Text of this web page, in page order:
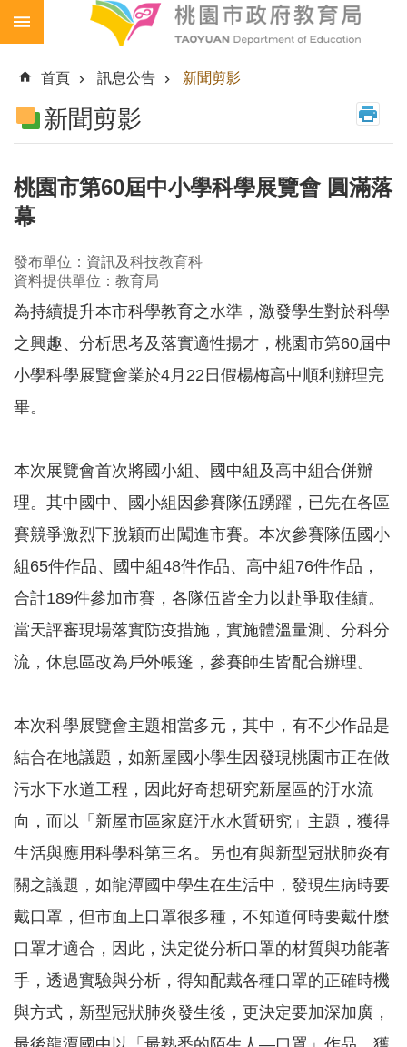
跳到主要內容區塊
生
鮮
乳
費
營
養
餐
各
級
校
幼
兒
學
習
資
源
階
尋
組
織
介
訊
息
公
務
資
訊
民
服
首頁 訊息公告 新聞剪影
新聞剪影
桃園市第60屆中小學科學展覽會 圓滿落
幕
發布單位：資訊及科技教育科
資料提供單位：教育局
為持續提升本市科學教育之水準，激發學生對於科學
之興趣、分析思考及落實適性揚才，桃園市第60屆中
小學科學展覽會業於4月22日假楊梅高中順利辦理完
畢。
本次展覽會首次將國小組、國中組及高中組合併辦
理。其中國中、國小組因參賽隊伍踴躍，已先在各區
賽競爭激烈下脫穎而出闖進市賽。本次參賽隊伍國小
組65件作品、國中組48件作品、高中組76件作品，
合計189件參加市賽，各隊伍皆全力以赴爭取佳績。
當天評審現場落實防疫措施，實施體溫量測、分科分
流，休息區改為戶外帳篷，參賽師生皆配合辦理。
本次科學展覽會主題相當多元，其中，有不少作品是
結合在地議題，如新屋國小學生因發現桃園市正在做
污水下水道工程，因此好奇想研究新屋區的汙水流
向，而以「新屋市區家庭汙水水質研究」主題，獲得
生活與應用科學科第三名。另也有與新型冠狀肺炎有
關之議題，如龍潭國中學生在生活中，發現生病時要
戴口罩，但市面上口罩很多種，不知道何時要戴什麼
口罩才適合，因此，決定從分析口罩的材質與功能著
手，透過實驗與分析，得知配戴各種口罩的正確時機
與方式，新型冠狀肺炎發生後，更決定要加深加廣，